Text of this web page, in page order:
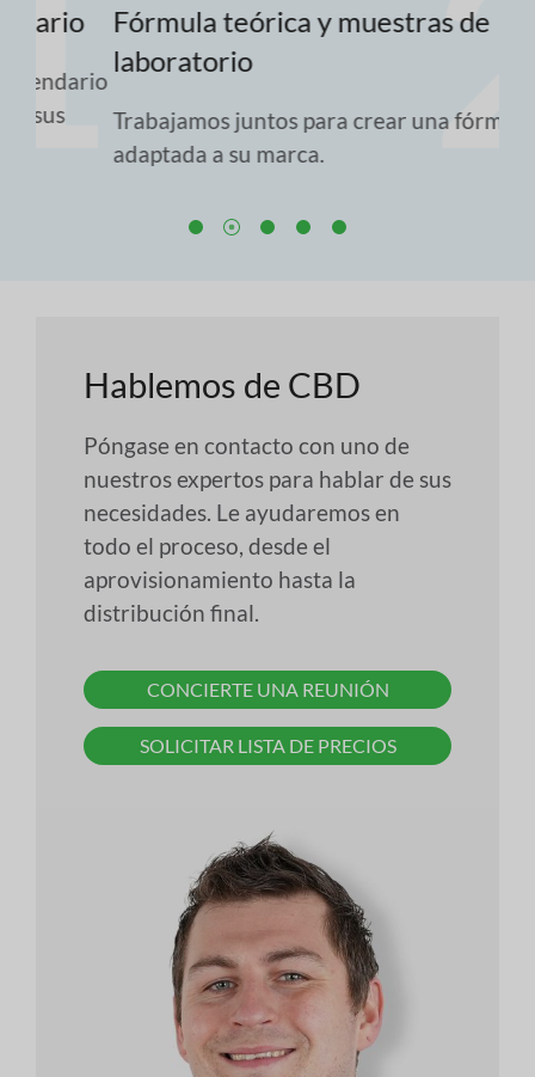
Fórmula teórica y muestras de
laboratorio
Trabajamos juntos para crear una fórmula
adaptada a su marca.
Hablemos de CBD
Póngase en contacto con uno de
nuestros expertos para hablar de sus
necesidades. Le ayudaremos en
todo el proceso, desde el
aprovisionamiento hasta la
distribución final.
CONCIERTE UNA REUNIÓN
SOLICITAR LISTA DE PRECIOS